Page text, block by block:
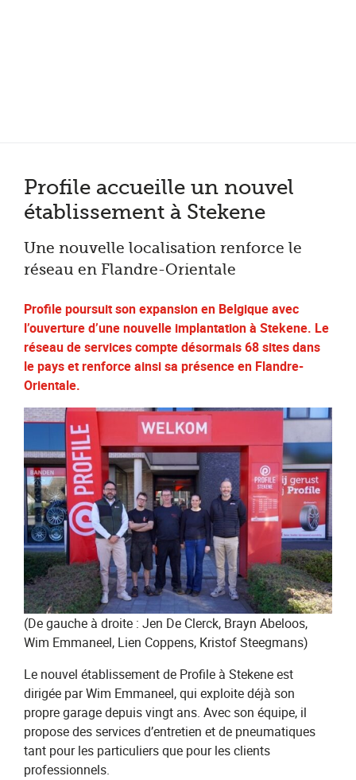
Profile accueille un nouvel
établissement à Stekene
Une nouvelle localisation renforce le
réseau en Flandre-Orientale
Profile poursuit son expansion en Belgique avec
l’ouverture d’une nouvelle implantation à Stekene. Le
réseau de services compte désormais 68 sites dans
le pays et renforce ainsi sa présence en Flandre-
Orientale.
(De gauche à droite : Jen De Clerck, Brayn Abeloos,
Wim Emmaneel, Lien Coppens, Kristof Steegmans)
Le nouvel établissement de Profile à Stekene est
dirigée par Wim Emmaneel, qui exploite déjà son
propre garage depuis vingt ans. Avec son équipe, il
propose des services d’entretien et de pneumatiques
tant pour les particuliers que pour les clients
professionnels.